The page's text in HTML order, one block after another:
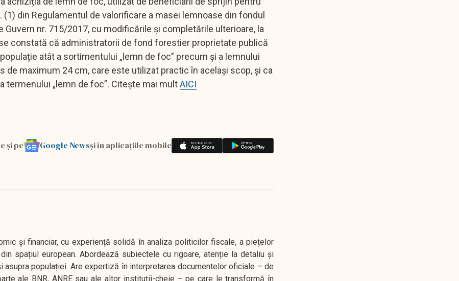
din Regulamentul de valorificare a masei lemnoase din fondul
nr. 715/2017, cu modificările și completările ulterioare, la
constată că administratorii de fond forestier proprietate publică
atât a sortimentului „lemn de foc” precum şi a lemnului
maximum 24 cm, care este utilizat practic în același scop, și ca
termenului „lemn de foc”. Citește mai multAICI
și pe Google Newsși în aplicațiile mobile
și financiar, cu experiență solidă în analiza politicilor fiscale, a piețelor
spațiul european. Abordează subiectele cu rigoare, atenție la detaliu și
populației. Are expertiză în interpretarea documentelor oficiale – de
ale BNR, ANRE sau ale altor instituții-cheie – pe care le transformă în